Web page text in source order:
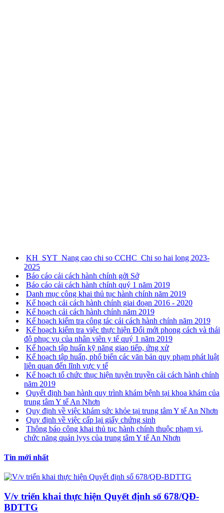
KH_SYT_Nang cao chi so CCHC_Chi so hai long 2023-
2025
Báo cáo cải cách hành chính gởi Sở
Báo cáo cải cách hành chính quý 1 năm 2019
Danh mục công khai thủ tục hành chính năm 2019
Kế hoạch cải cách hành chính giai đoạn 2016 - 2020
Kế hoạch cải cách hành chính năm 2019
Kế hoạch kiểm tra công tác cải cách hành chính năm 2019
Kế hoạch kiểm tra việc thực hiện Đổi mới phong cách và thái
độ phục vụ của nhân viên y tế quý 1 năm 2019
Kế hoạch tập huấn kỹ năng giao tiếp, ứng xử
Kế hoạch tập huấn, phổ biến các văn bản quy phạm phát luật
liên quan đến lĩnh vực y tế
Kế hoạch tổ chức thục hiện tuyên truyền cải cách hành chính
năm 2019
Quyết định ban hành quy trình khám bệnh tại khoa khám của
trung tâm Y tế An Nhơn
Quy định về việc khám sức khỏe tại trung tâm Y tế An Nhơn
Quy định về việc cấp lại giấy chứng sinh
Thông báo công khai thủ tục hành chính thuộc phạm vi,
chức năng quản lyys của trung tâm Y tế An Nhơn
Tin mới nhất
V/v triển khai thực hiện Quyết định số 678/QĐ-
BDTTG